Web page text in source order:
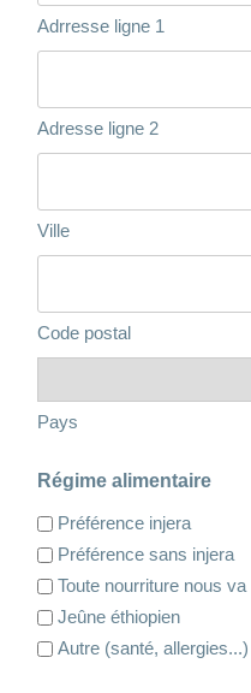
Adrresse ligne 1
Adresse ligne 2
Ville
Code postal
Pays
Régime alimentaire
Préférence injera
Préférence sans injera
Toute nourriture nous va
Jeûne éthiopien
Autre (santé, allergies...)